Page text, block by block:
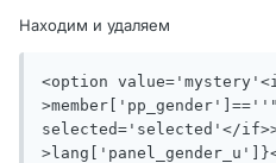
Находим и удаляем
<option
selected='selected'</